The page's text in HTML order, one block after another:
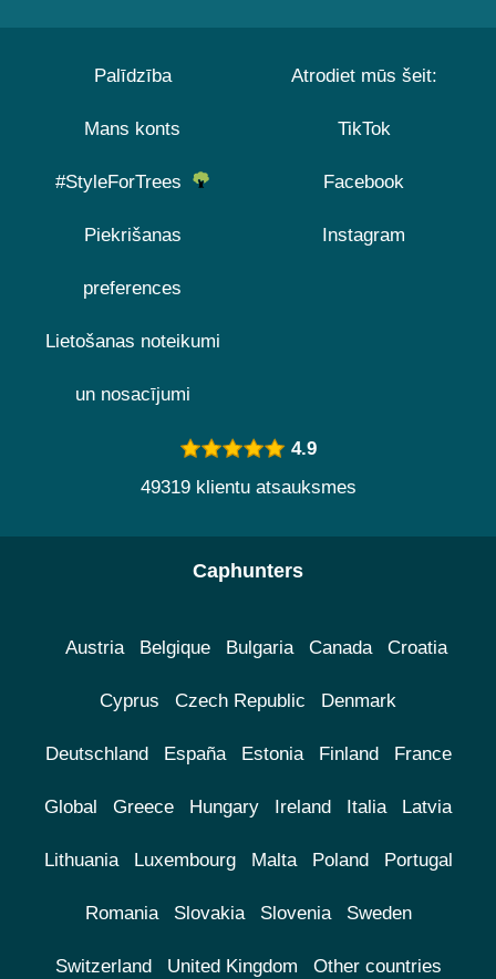
Palīdzība
Mans konts
#StyleForTrees
Piekrišanas
preferences
Lietošanas noteikumi
un nosacījumi
Atrodiet mūs šeit:
TikTok
Facebook
Instagram
4.9
49319 klientu atsauksmes
Caphunters
Austria Belgique Bulgaria Canada Croatia
Cyprus Czech Republic Denmark
Deutschland España Estonia Finland France
Global Greece Hungary Ireland Italia Latvia
Lithuania Luxembourg Malta Poland Portugal
Romania Slovakia Slovenia Sweden
Switzerland United Kingdom Other countries